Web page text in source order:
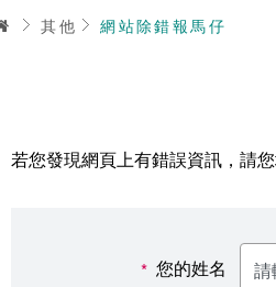
首頁其他 網站除錯報馬仔
若您發現網頁上有錯誤資訊，請
* 您的姓名